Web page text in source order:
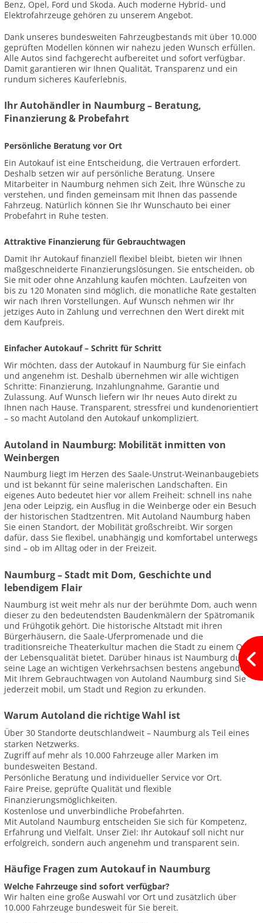
Benz, Opel, Ford und Skoda. Auch moderne Hybrid- und
Elektrofahrzeuge gehören zu unserem Angebot.
Dank unseres bundesweiten Fahrzeugbestands mit über 10.000
geprüften Modellen können wir nahezu jeden Wunsch erfüllen.
Alle Autos sind fachgerecht aufbereitet und sofort verfügbar.
Damit garantieren wir Ihnen Qualität, Transparenz und ein
rundum sicheres Kauferlebnis.
Ihr Autohändler in Naumburg – Beratung,
Finanzierung & Probefahrt
Persönliche Beratung vor Ort
Ein Autokauf ist eine Entscheidung, die Vertrauen erfordert.
Deshalb setzen wir auf persönliche Beratung. Unsere
Mitarbeiter in Naumburg nehmen sich Zeit, Ihre Wünsche zu
verstehen, und finden gemeinsam mit Ihnen das passende
Fahrzeug. Natürlich können Sie Ihr Wunschauto bei einer
Probefahrt in Ruhe testen.
Attraktive Finanzierung für Gebrauchtwagen
Damit Ihr Autokauf finanziell flexibel bleibt, bieten wir Ihnen
maßgeschneiderte Finanzierungslösungen. Sie entscheiden, ob
Sie mit oder ohne Anzahlung kaufen möchten. Laufzeiten von
bis zu 120 Monaten sind möglich, die monatliche Rate gestalten
wir nach Ihren Vorstellungen. Auf Wunsch nehmen wir Ihr
jetziges Auto in Zahlung und verrechnen den Wert direkt mit
dem Kaufpreis.
Einfacher Autokauf – Schritt für Schritt
Wir möchten, dass der Autokauf in Naumburg für Sie einfach
und angenehm ist. Deshalb übernehmen wir alle wichtigen
Schritte: Finanzierung, Inzahlungnahme, Garantie und
Zulassung. Auf Wunsch liefern wir Ihr neues Auto direkt zu
Ihnen nach Hause. Transparent, stressfrei und kundenorientiert
– so macht Autoland den Autokauf unkompliziert.
Autoland in Naumburg: Mobilität inmitten von
Weinbergen
Naumburg liegt im Herzen des Saale-Unstrut-Weinanbaugebiets
und ist bekannt für seine malerischen Landschaften. Ein
eigenes Auto bedeutet hier vor allem Freiheit: schnell ins nahe
Jena oder Leipzig, ein Ausflug in die Weinberge oder ein Besuch
der historischen Stadtzentren. Mit Autoland Naumburg haben
Sie einen Standort, der Mobilität großschreibt. Wir sorgen
dafür, dass Sie flexibel, unabhängig und komfortabel unterwegs
sind – ob im Alltag oder in der Freizeit.
Naumburg – Stadt mit Dom, Geschichte und
lebendigem Flair
Naumburg ist weit mehr als nur der berühmte Dom, auch wenn
dieser zu den bedeutendsten Baudenkmälern der Spätromanik
und Frühgotik gehört. Die historische Altstadt mit ihren
Bürgerhäusern, die Saale-Uferpromenade und die
traditionsreiche Theaterkultur machen die Stadt zu einem Ort,
der Lebensqualität bietet. Darüber hinaus ist Naumburg durch
seine Lage an wichtigen Verkehrsachsen bestens angebunden.
Mit Ihrem Gebrauchtwagen von Autoland Naumburg sind Sie
jederzeit mobil, um Stadt und Region zu erkunden.
Warum Autoland die richtige Wahl ist
Über 30 Standorte deutschlandweit – Naumburg als Teil eines
starken Netzwerks.
Zugriff auf mehr als 10.000 Fahrzeuge aller Marken im
bundesweiten Bestand.
Persönliche Beratung und individueller Service vor Ort.
Faire Preise, geprüfte Qualität und flexible
Finanzierungsmöglichkeiten.
Kostenlose und unverbindliche Probefahrten.
Mit Autoland Naumburg entscheiden Sie sich für Kompetenz,
Erfahrung und Vielfalt. Unser Ziel: Ihr Autokauf soll nicht nur
erfolgreich, sondern auch angenehm und transparent sein.
Häufige Fragen zum Autokauf in Naumburg
Welche Fahrzeuge sind sofort verfügbar?
Wir halten eine große Auswahl vor Ort und zusätzlich über
10.000 Fahrzeuge bundesweit für Sie bereit.